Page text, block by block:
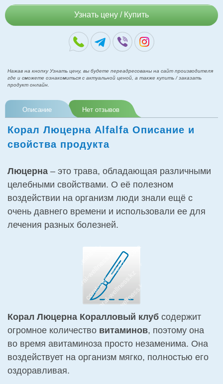
Узнать цену / Купить
Нажав на кнопку Узнать цену, вы будете переадресованы на сайт производителя
где и сможете ознакомиться с актуальной ценой, а также купить / заказать
продукт онлайн.
Описание Нет отзывов
Корал Люцерна Alfalfa Описание и
свойства продукта
Люцерна – это трава, обладающая различными
целебными свойствами. О её полезном
воздействии на организм люди знали ещё с
очень давнего времени и использовали ее для
лечения разных болезней.
Корал Люцерна Коралловый клуб содержит
огромное количество витаминов, поэтому она
во время авитаминоза просто незаменима. Она
воздействует на организм мягко, полностью его
оздоравливая.